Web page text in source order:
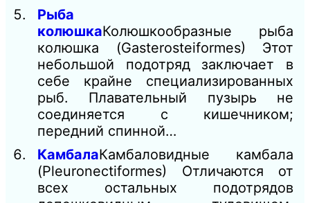
Рыба
колюшкаКолюшкообразные рыба
колюшка (Gasterosteiformes) Этот
небольшой подотряд заключает в
себе крайне специализированных
рыб. Плавательный пузырь не
соединяется с кишечником;
передний спинной…
КамбалаКамбаловидные камбала
(Pleuronectiformes) Отличаются от
всех остальных подотрядов